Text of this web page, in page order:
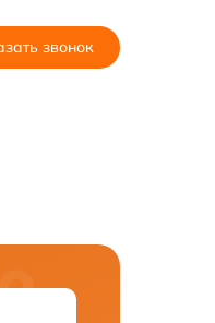
звонок